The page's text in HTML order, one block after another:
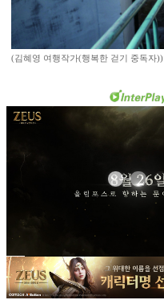
(김혜영 여행작가(행복한 걷기 중독자))